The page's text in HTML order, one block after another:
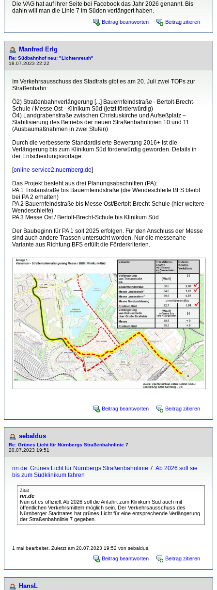
Die VAG hat auf ihrer Seite bei Facebook das Jahr 2026 genannt. Bis
dahin will man die Linie 7 im Süden verlängert haben.
Beitrag beantworten Beitrag zitieren
Manfred Erlg
Re: Südbahnhof neu: "Lichtenreuth"
18.07.2023 22:22
Im Verkehrsausschuss des Stadtrats gibt es am 20. Juli zwei TOPs zur
Straßenbahn:
Ö2) Straßenbahnverlängerung [...] Bauernfeindstraße - Bertolt-Brecht-
Schule / Messe Ost - Klinikum Süd (jetzt förderwürdig)
Ö4) Landgrabenstraße zwischen Christuskirche und Aufseßplatz –
Stabilisierung des Betriebs der neuen Straßenbahnlinien 10 und 11
(Ausbaumaßnahmen in zwei Stufen)
Durch die verbesserte Standardisierte Bewertung 2016+ ist die
Verlängerung bis zum Klinikum Süd förderwürdig geworden. Details in
der Entscheidungsvorlage:
[online-service2.nuernberg.de]
Das Projekt besteht aus drei Planungsabschnitten (PA):
PA 1 Tristanstraße bis Bauernfeindstraße (die Wendeschleife BFS bleibt
bei PA 2 erhalten)
PA 2 Bauernfeindstraße bis Messe Ost/Bertolt-Brecht-Schule (hier weitere
Wendeschleife)
PA 3 Messe Ost / Bertolt-Brecht-Schule bis Klinikum Süd
Der Baubeginn für PA 1 soll 2025 erfolgen. Für den Anschluss der Messe
sind auch andere Trassen untersucht worden. Nur die messenahe
Variante aus Richtung BFS erfüllt die Förderkriterien.
Beitrag beantworten Beitrag zitieren
sebaldus
Re: Grünes Licht für Nürnbergs Straßenbahnlinie 7
20.07.2023 19:51
nn.de: Grünes Licht für Nürnbergs Straßenbahnlinie 7: Ab 2026 soll sie
bis zum Südklinikum fahren
Zitat
nn.de
Nun ist es offiziell: Ab 2026 soll die Anfahrt zum Klinikum Süd auch mit
öffentlichen Verkehrsmitteln möglich sein. Der Verkehrsausschuss des
Nürnberger Stadtrates hat grünes Licht für eine entsprechende Verlängerung
der Straßenbahnlinie 7 gegeben.
1 mal bearbeitet. Zuletzt am 20.07.2023 19:52 von sebaldus.
Beitrag beantworten Beitrag zitieren
HansL